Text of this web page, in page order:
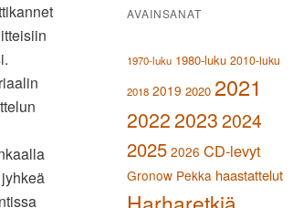
AVAINSANAT
1970-luku 1980-luku 2010-luku
2018 2019 2020 2021
2022 20232024
2025 2026 CD-levyt
Gronow Pekka haastattelut